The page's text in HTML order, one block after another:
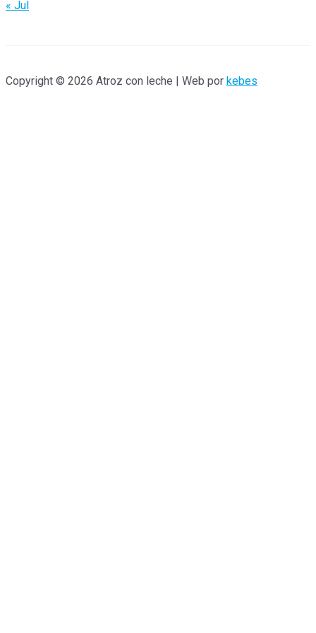
« Jul
Copyright © 2026 Atroz con leche | Web por kebes